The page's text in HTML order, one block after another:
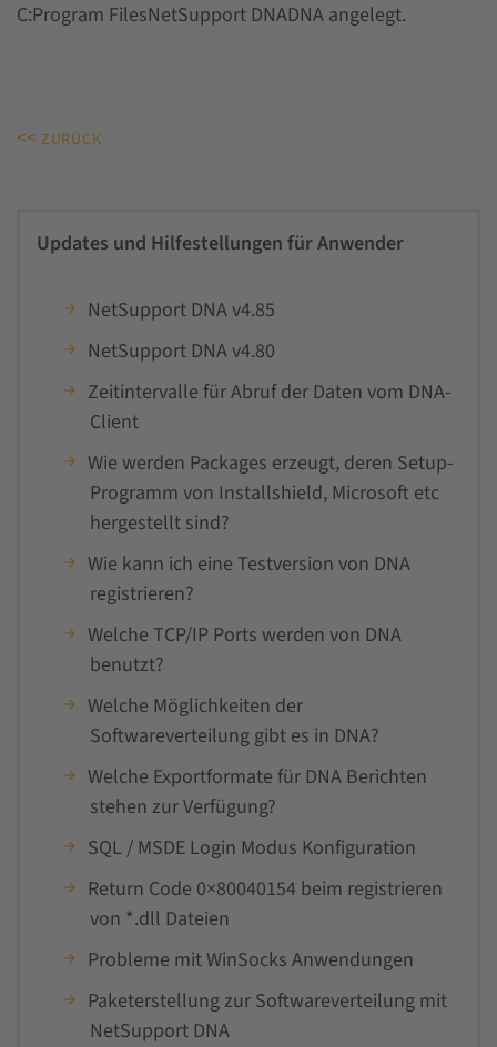
C:Program FilesNetSupport DNADNA angelegt.
<< ZURÜCK
Updates und Hilfestellungen für Anwender
NetSupport DNA v4.85
NetSupport DNA v4.80
Zeitintervalle für Abruf der Daten vom DNA-
Client
Wie werden Packages erzeugt, deren Setup-
Programm von Installshield, Microsoft etc
hergestellt sind?
Wie kann ich eine Testversion von DNA
registrieren?
Welche TCP/IP Ports werden von DNA
benutzt?
Welche Möglichkeiten der
Softwareverteilung gibt es in DNA?
Welche Exportformate für DNA Berichten
stehen zur Verfügung?
SQL / MSDE Login Modus Konfiguration
Return Code 0×80040154 beim registrieren
von *.dll Dateien
Probleme mit WinSocks Anwendungen
Paketerstellung zur Softwareverteilung mit
NetSupport DNA